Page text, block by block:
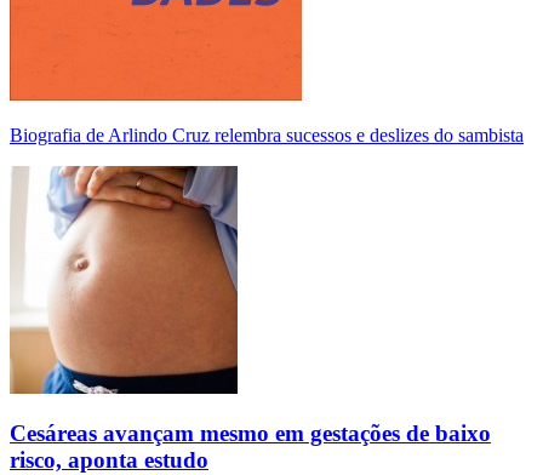
Biografia de Arlindo Cruz relembra sucessos e deslizes do sambista
Cesáreas avançam mesmo em gestações de baixo
risco, aponta estudo